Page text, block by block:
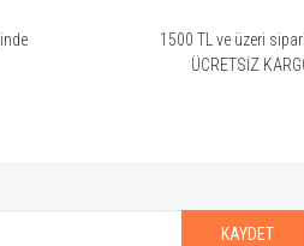
1500 TL ve üzeri
ÜCRETSİZ
KAYDET